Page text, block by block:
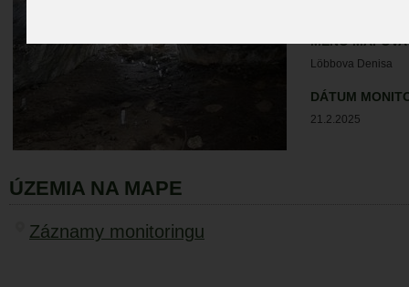
MENO
Löbbova Denisa
DÁTUM
21.2.2025
ÚZEMIA NA MAPE
Záznamy monitoringu